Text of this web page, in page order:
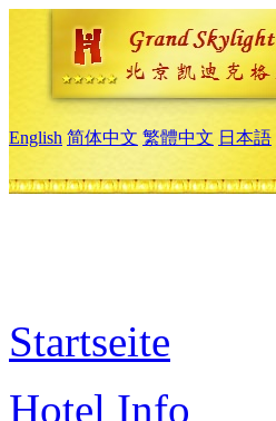
English 简体中文 繁體中文 日本語
Startseite
Hotel Info